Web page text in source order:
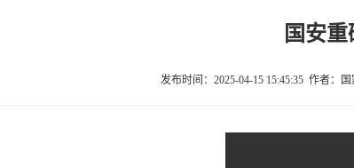
国安
发布时间：2025-04-15 15:45:35 作者